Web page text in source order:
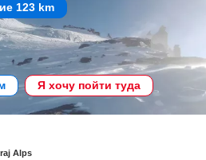
123 km
Я хочу пойти туда
Alps